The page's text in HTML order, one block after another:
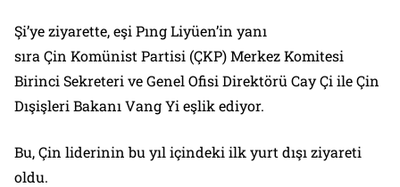
Şi’ye ziyarette, eşi Pıng Liyüen’in yanı
sıra Çin Komünist Partisi (ÇKP) Merkez Komitesi
Birinci Sekreteri ve Genel Ofisi Direktörü Cay Çi ile Çin
Dışişleri Bakanı Vang Yi eşlik ediyor.
Bu, Çin liderinin bu yıl içindeki ilk yurt dışı ziyareti
oldu.